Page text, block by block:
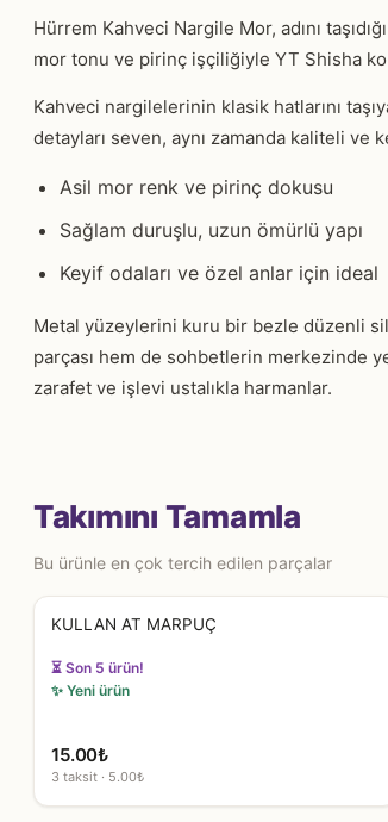
Hürrem Kahveci Nargile Mor, adını
mor tonu ve pirinç işçiliğiyle YT Shisha
Kahveci nargilelerinin klasik hatlarını
detayları seven, aynı zamanda kaliteli
Asil mor renk ve pirinç dokusu
Sağlam duruşlu, uzun ömürlü yapı
Keyif odaları ve özel anlar için ideal
Metal yüzeylerini kuru bir bezle düzenli
parçası hem de sohbetlerin merkezinde
zarafet ve işlevi ustalıkla harmanlar.
Takımını Tamamla
Bu ürünle en çok tercih edilen parçalar
KULLAN AT MARPUÇ
👀 54 kişi izliyor
✨ Yeni ürün
15.00₺
3 taksit · 5.00₺